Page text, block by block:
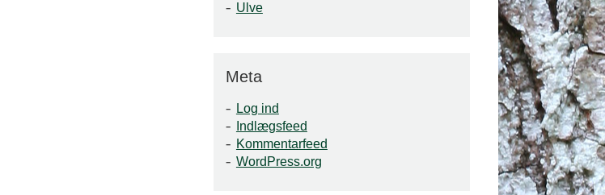
Ulve
Meta
Log ind
Indlægsfeed
Kommentarfeed
WordPress.org